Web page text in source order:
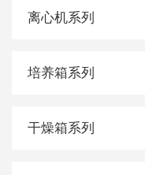
离心机系列
培养箱系列
干燥箱系列